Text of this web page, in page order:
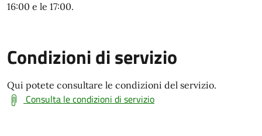
16:00 e le 17:00.
Condizioni di servizio
Qui potete consultare le condizioni del servizio.
Consulta le condizioni di servizio